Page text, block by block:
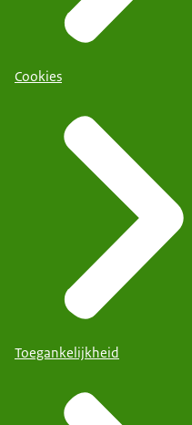
Cookies
Toegankelijkheid